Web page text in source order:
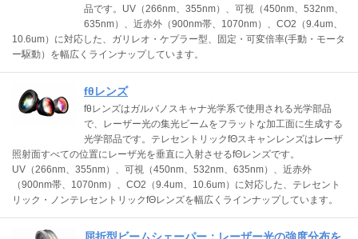
品です。UV（266nm、355nm）、可視（450nm、532nm、
635nm）、近赤外（900nm帯、1070nm）、CO2（9.4um、
10.6um）に対応した、ガリレオ・ケプラー型、固定・可変倍率(手動・モータ
ー駆動）を幅広くラインナップしています。
fθレンズ
fθレンズはガルバノスキャナ光学系で使用される光学部品
で、レーザー光の集光ビームをフラットな加工面に生成する
光学部品です。テレセントリックfΘスキャンレンズはレーザ
照射面すべての位置にレーザ光を垂直に入射させるfΘレンズです。
UV（266nm、355nm）、可視（450nm、532nm、635nm）、近赤外
（900nm帯、1070nm）、CO2（9.4um、10.6um）に対応した、テレセント
リック・ノンテレセントリックfΘレンズを幅広くラインナップしています。